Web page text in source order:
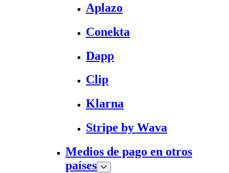
Aplazo
Conekta
Dapp
Clip
Klarna
Stripe by Wava
Medios de pago en otros
países